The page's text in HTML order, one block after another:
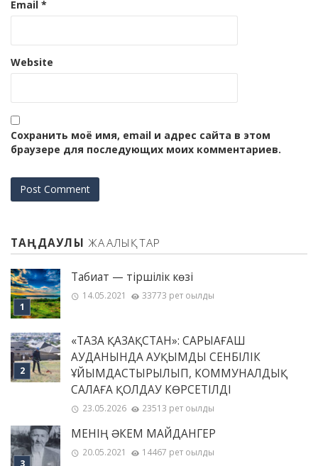
Email *
Website
Сохранить моё имя, email и адрес сайта в этом
браузере для последующих моих комментариев.
ТАҢДАУЛЫ ЖАҢАЛЫҚТАР
Табиғат — тіршілік көзі
14.05.2021 33773 рет оқылды
«ТАЗА ҚАЗАҚСТАН»: САРЫАҒАШ
АУДАНЫНДА АУҚЫМДЫ СЕНБІЛІК
ҰЙЫМДАСТЫРЫЛЫП, КОММУНАЛДЫҚ
САЛАҒА ҚОЛДАУ КӨРСЕТІЛДІ
23.05.2026 23513 рет оқылды
МЕНІҢ ƏКЕМ МАЙДАНГЕР
20.05.2021 14467 рет оқылды